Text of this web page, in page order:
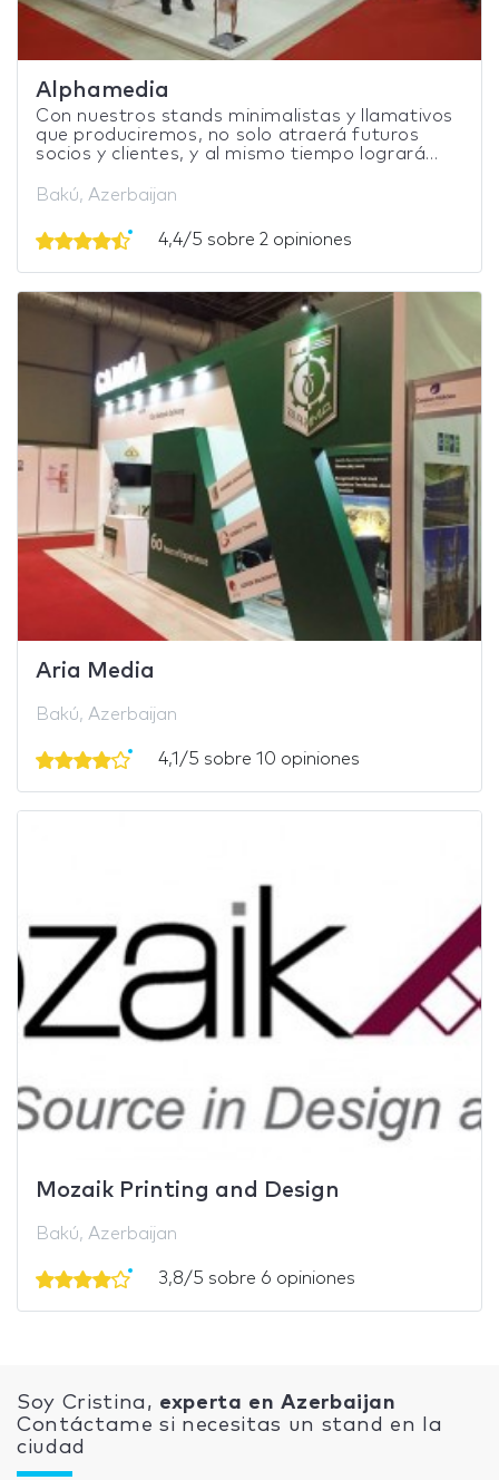
Alphamedia
Con nuestros stands minimalistas y llamativos
que produciremos, no solo atraerá futuros
socios y clientes, y al mismo tiempo logrará...
Bakú, Azerbaijan
4,4/5 sobre 2 opiniones
Aria Media
Bakú, Azerbaijan
4,1/5 sobre 10 opiniones
Mozaik Printing and Design
Bakú, Azerbaijan
3,8/5 sobre 6 opiniones
Soy Cristina, experta en Azerbaijan
Contáctame si necesitas un stand en la
ciudad